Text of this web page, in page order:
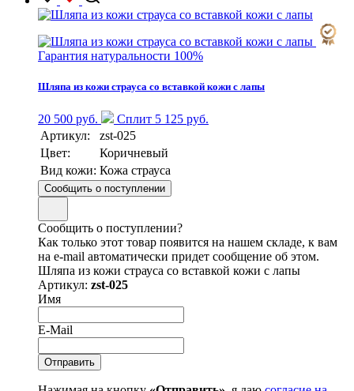
Гарантия натуральности 100%
Шляпа из кожи страуса со вставкой кожи с лапы
20 500 руб.
Сплит 5 125 руб.
Артикул:
zst-025
Цвет:
Коричневый
Вид кожи: Кожа страуса
Сообщить о поступлении
Сообщить о поступлении?
Как только этот товар появится на нашем складе, к вам
на e-mail автоматически придет сообщение об этом.
Шляпа из кожи страуса со вставкой кожи с лапы
Артикул: zst-025
Имя
E-Mail